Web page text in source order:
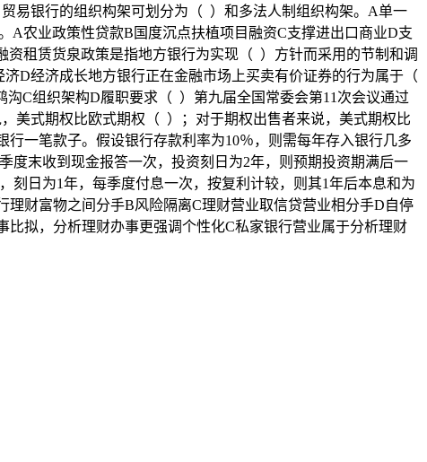
易银行的组织构架可划分为（ ）和多法人制组织构架。A单一
农业政策性贷款B国度沉点扶植项目融资C支撑进出口商业D支
租赁货泉政策是指地方银行为实现（ ）方针而采用的节制和调
D经济成长地方银行正在金融市场上买卖有价证券的行为属于（
C组织架构D履职要求（ ）第九届全国常委会第11次会议通过
，美式期权比欧式期权（ ）；对于期权出售者来说，美式期权比
一笔款子。假设银行存款利率为10％，则需每年存入银行几多
度末收到现金报答一次，投资刻日为2年，则预期投资期满后一
刻日为1年，每季度付息一次，按复利计较，则其1年后本息和为
理财富物之间分手B风险隔离C理财营业取信贷营业相分手D自停
拟，分析理财办事更强调个性化C私家银行营业属于分析理财